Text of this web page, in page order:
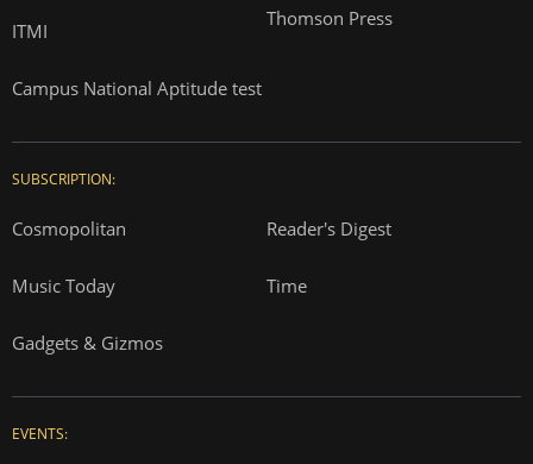
ITMI
Campus National Aptitude test
Thomson Press
SUBSCRIPTION:
Cosmopolitan Reader's Digest
Music Today Time
Gadgets & Gizmos
EVENTS: